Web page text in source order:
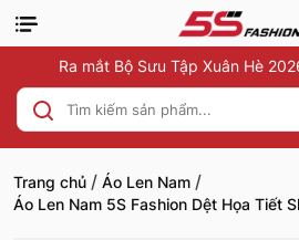
Ra mắt Bộ Sưu Tập Xuân Hè
Trang chủ / Áo Len Nam /
Áo Len Nam 5S Fashion Dệt Họa Tiết